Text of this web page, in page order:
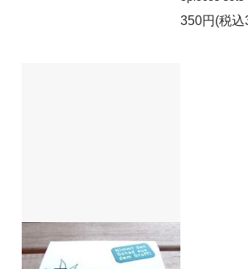
350円(税込